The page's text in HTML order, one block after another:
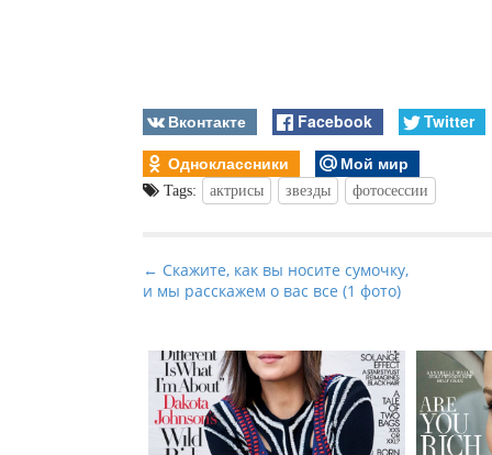
Вконтакте Facebook
Twitter
Одноклассники
Мой мир
Tags: актрисы звезды фотосессии
P
o
t
n
a
← Скажите, как вы носите сумочку,
и мы расскажем о вас все (1 фото)